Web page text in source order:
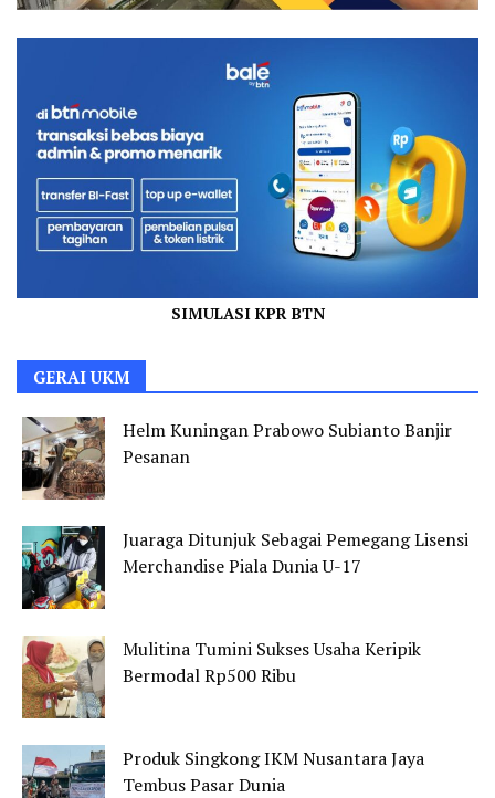
SIMULASI KPR BTN
GERAI UKM
Helm Kuningan Prabowo Subianto Banjir
Pesanan
Juaraga Ditunjuk Sebagai Pemegang Lisensi
Merchandise Piala Dunia U-17
Mulitina Tumini Sukses Usaha Keripik
Bermodal Rp500 Ribu
Produk Singkong IKM Nusantara Jaya
Tembus Pasar Dunia